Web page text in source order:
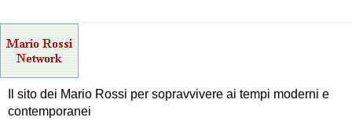
Il sito dei Mario Rossi per sopravvivere ai tempi moderni e
contemporanei